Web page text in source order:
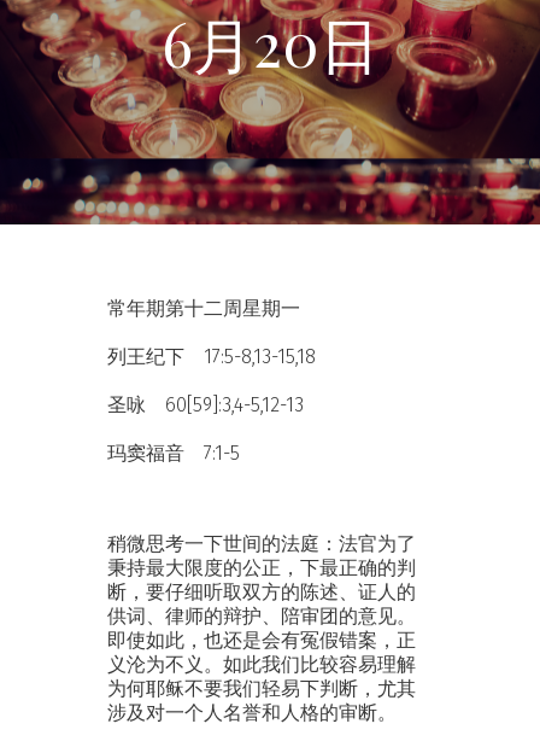
6月20日
常年期第十二周星期一
列王纪下 17:5-8,13-15,18
圣咏 60[59]:3,4-5,12-13
玛窦福音 7:1-5
稍微思考一下世间的法庭：法官为了
秉持最大限度的公正，下最正确的判
断，要仔细听取双方的陈述、证人的
供词、律师的辩护、陪审团的意见。
即使如此，也还是会有冤假错案，正
义沦为不义。如此我们比较容易理解
为何耶稣不要我们轻易下判断，尤其
涉及对一个人名誉和人格的审断。